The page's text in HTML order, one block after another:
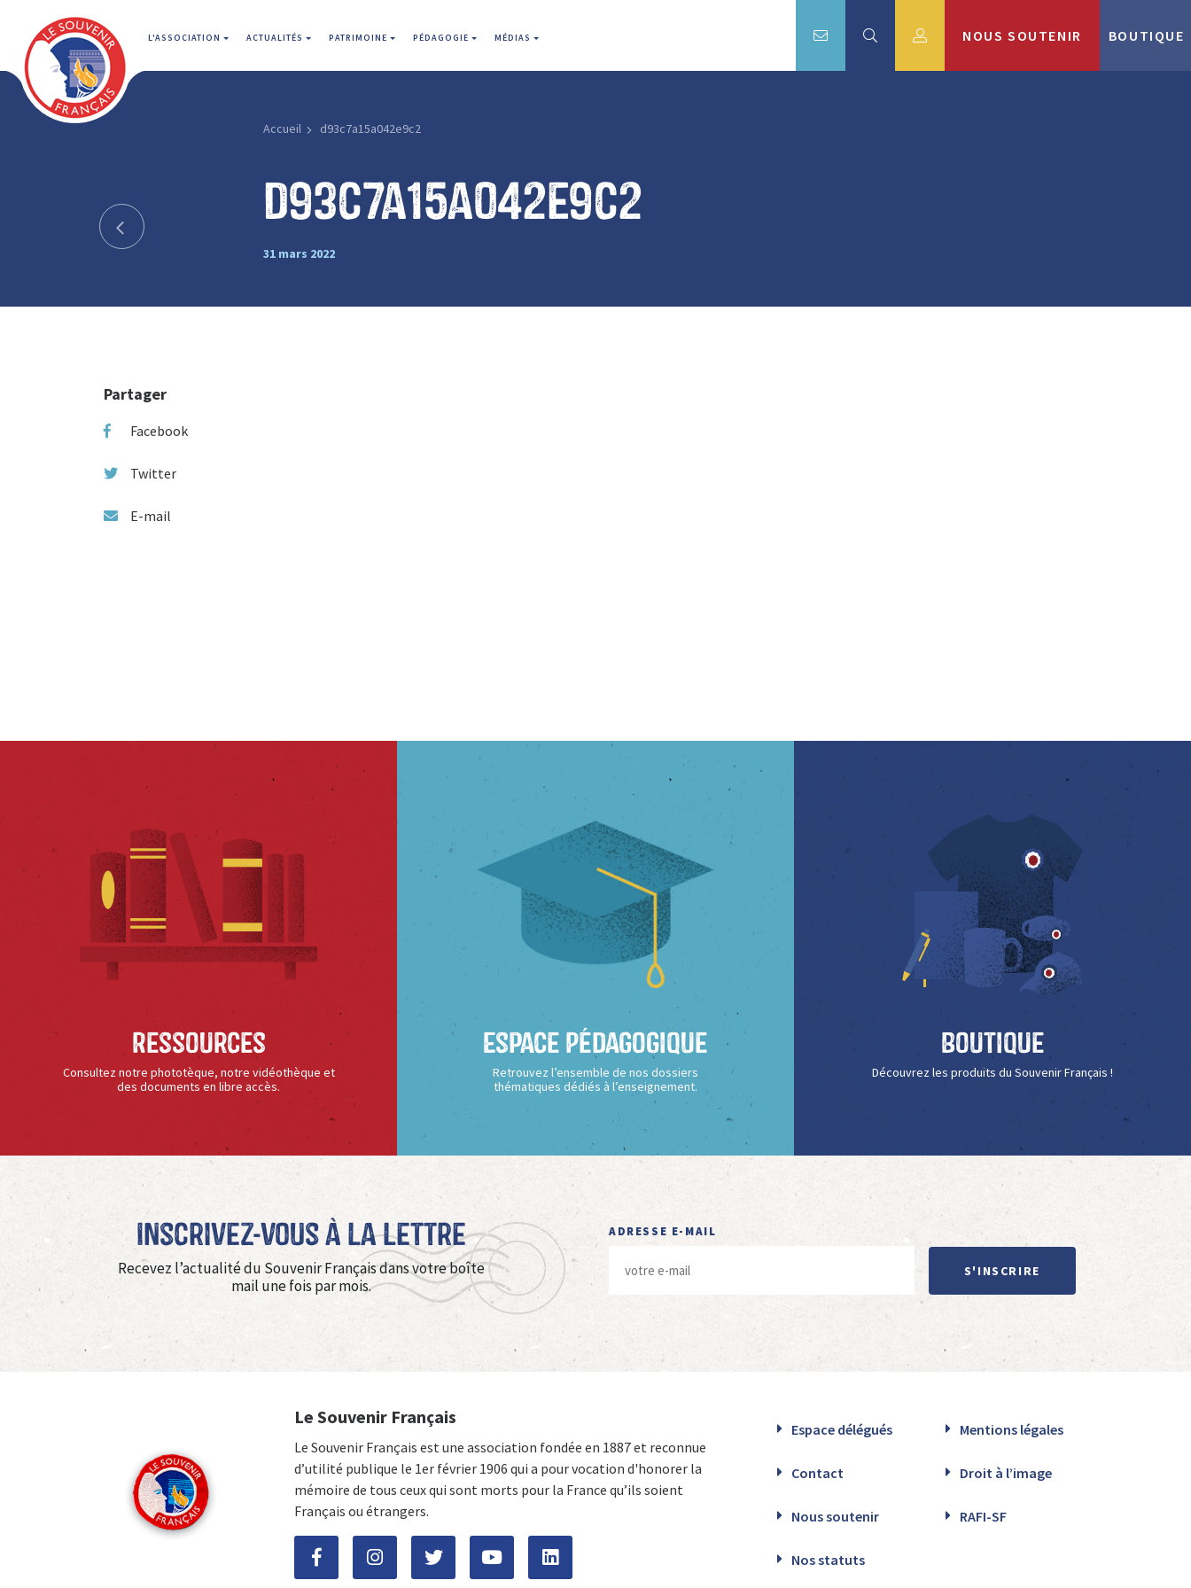
L'ASSOCIATION ACTUALITÉS PATRIMOINE PÉDAGOGIE MÉDIAS NOUS SOUTENIR BOUTIQUE
Accueil d93c7a15a042e9c2
d93c7a15a042e9c2
31 mars 2022
Partager
Facebook
Twitter
E-mail
Ressources
Consultez notre phototèque, notre vidéothèque et
des documents en libre accès.
Espace Pédagogique
Retrouvez l’ensemble de nos dossiers
thématiques dédiés à l’enseignement.
Boutique
Découvrez les produits du Souvenir Français !
Inscrivez-vous à La Lettre
Recevez l’actualité du Souvenir Français dans votre boîte
mail une fois par mois.
ADRESSE E-MAIL
S'INSCRIRE
Le Souvenir Français
Le Souvenir Français est une association fondée en 1887 et reconnue
d’utilité publique le 1er février 1906 qui a pour vocation d'honorer la
mémoire de tous ceux qui sont morts pour la France qu’ils soient
Français ou étrangers.
Espace délégués Mentions légales
Contact Droit à l’image
Nous soutenir RAFI-SF
Nos statuts